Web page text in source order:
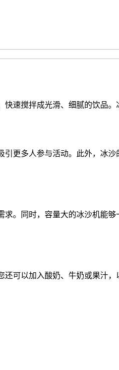
速搅拌成光滑、细腻的饮品。
更多人参与活动。此外，冰
。同时，容量大的冰沙机能
可以加入酸奶、牛奶或果汁